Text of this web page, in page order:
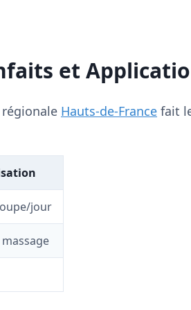
et
Hauts-de-France fait
jour